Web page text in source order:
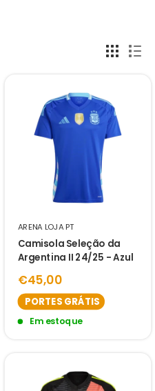
ARENA LOJA PT
Camisola Seleção da
Argentina II 24/25 - Azul
€45,00
PORTES GRÁTIS
Em estoque